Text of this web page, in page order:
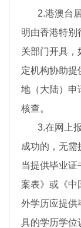
2.港澳台居
明由香港特别
关部门开具，
定机构协助提
地（大陆）申
核查。
3.在网上报
成功的，无需
当提供毕业证
案表》或《中
外学历应提供
具的学历学位